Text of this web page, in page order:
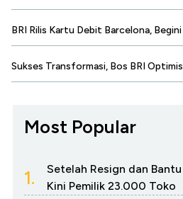
BRI Rilis Kartu Debit Barcelona,
Sukses Transformasi, Bos BRI
Most Popular
1.
Setelah Resign dan
Kini Pemilik 23.000 Toko